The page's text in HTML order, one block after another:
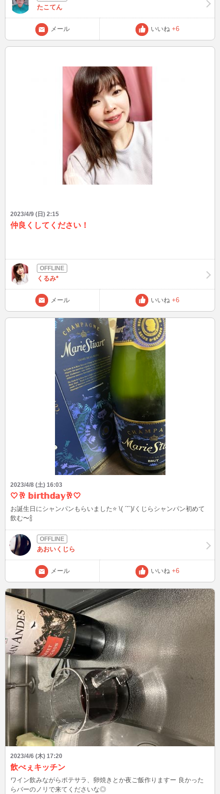
けど迂回してみたら湖の上でアイスフィッシングしてる人達も見れて
またもやほっこり。 日が長くなってきたのでそれだけで嬉しいです
ね これからイースターディナーです~ 心にゆとりがあると料理する心
が弾みます笑 ほこほこ~ マリオの映画観てきました!クリスプラット
良かったですよ!来月もクリスプラット...うきうき。 今年は観たい映
たこてん
メール いいね +6
2023/4/9 (日) 2:15
仲良くしてください！
くるみ*
メール いいね +6
2023/4/8 (土) 16:03
🤍🥂 𝕓𝕚𝕣𝕥𝕙𝕕𝕒𝕪🥂🤍
お誕生日にシャンパンもらいました⭐️ \( ´˘`)/くじらシャンパン初めて
飲む〜🍾
あおいくじら
メール いいね +6
2023/4/6 (木) 17:20
飲べぇキッチン
ワイン飲みながらポテサラ、卵焼きとか夜ご飯作りますー 良かった
らバーのノリで来てくださいな◎